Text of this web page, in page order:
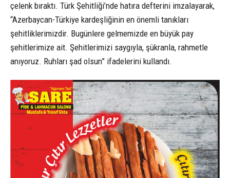
çelenk bıraktı. Türk Şehitliği’nde hatıra defterini imzalayarak,
“Azerbaycan-Türkiye kardeşliğinin en önemli tanıkları
şehitliklerimizdir. Bugünlere gelmemizde en büyük pay
şehitlerimize ait. Şehitlerimizi saygıyla, şükranla, rahmetle
anıyoruz. Ruhları şad olsun” ifadelerini kullandı.